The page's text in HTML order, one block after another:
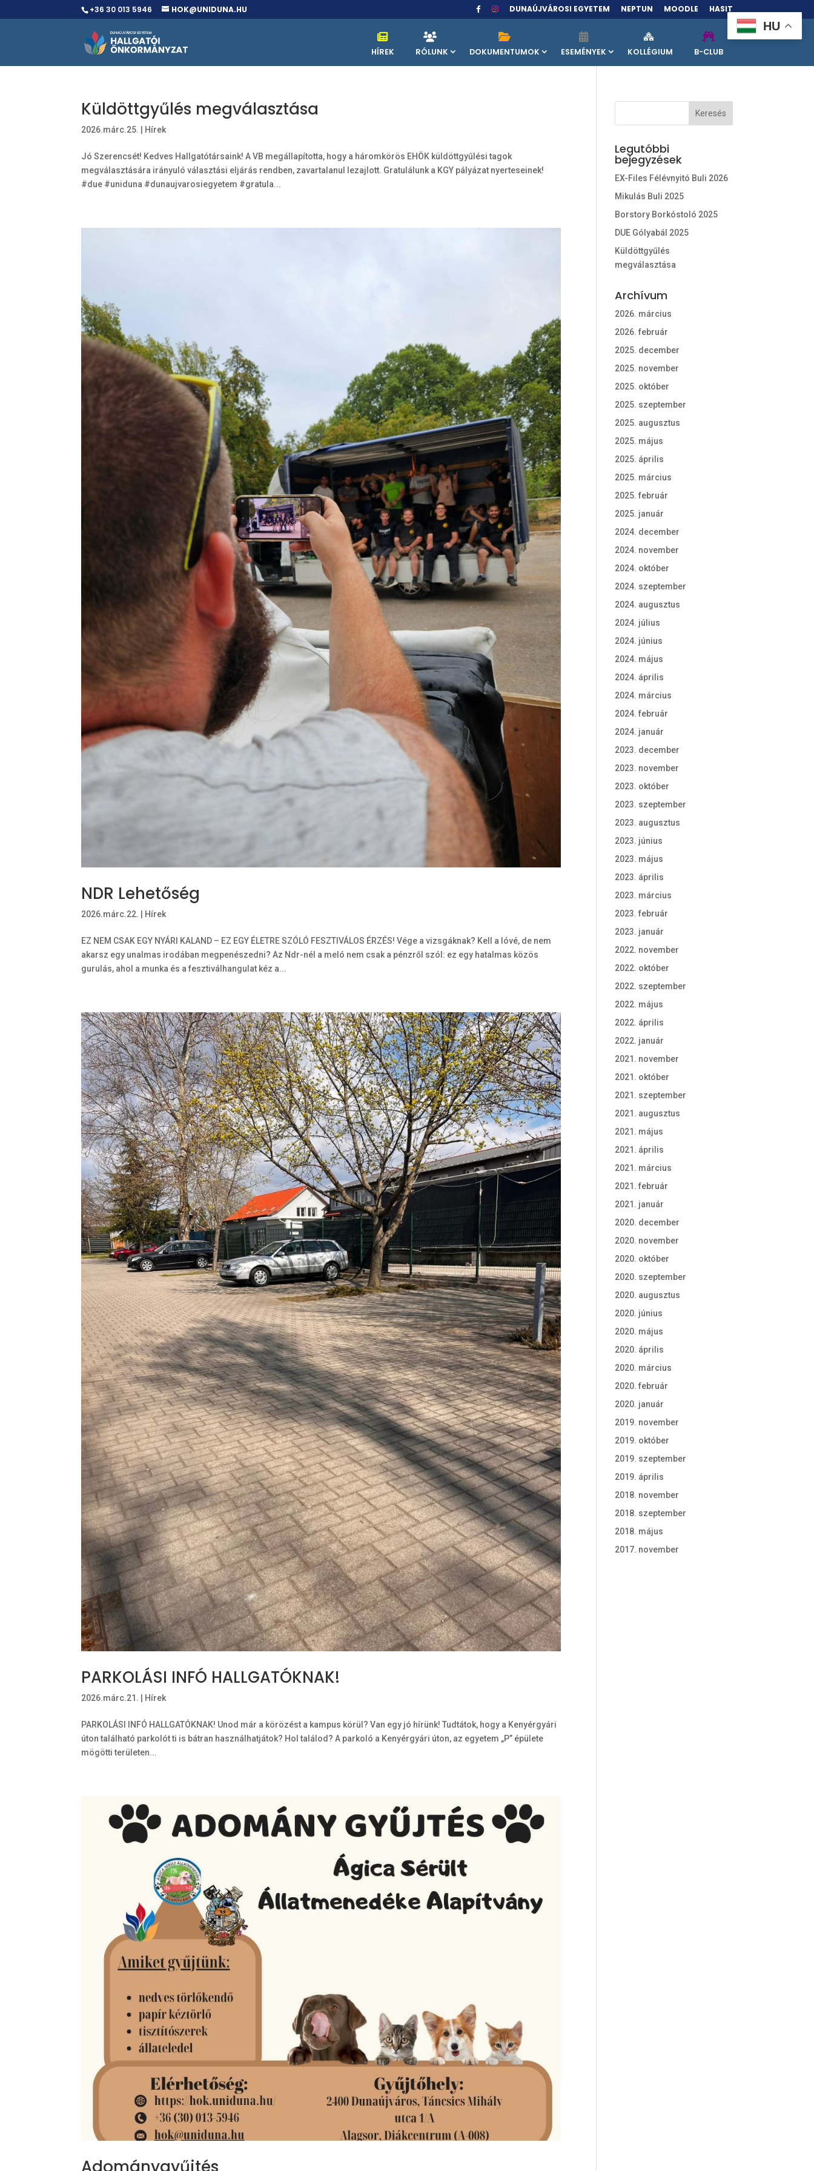
+36 30 013 5946 HOK@UNIDUNA.HU DUNAÚJVÁROSI EGYETEM NEPTUN MOODLE HASIT
HÍREK RÓLUNK DOKUMENTUMOK ESEMÉNYEK KOLLÉGIUM B-CLUB
Küldöttgyűlés megválasztása
2026.márc.25. Hírek
Jó Szerencsét! Kedves Hallgatótársaink! A VB megállapította, hogy a háromkörös EHÖK küldöttgyűlési tagok
megválasztására irányuló választási eljárás rendben, zavartalanul lezajlott. Gratulálunk a KGY pályázat nyerteseinek!
#due #uniduna #dunaujvarosiegyetem #gratula...
NDR Lehetőség
2026.márc.22. Hírek
EZ NEM CSAK EGY NYÁRI KALAND – EZ EGY ÉLETRE SZÓLÓ FESZTIVÁLOS ÉRZÉS! Vége a vizsgáknak? Kell a lóvé, de nem
akarsz egy unalmas irodában megpenészedni? Az Ndr-nél a meló nem csak a pénzről szól: ez egy hatalmas közös
gurulás, ahol a munka és a fesztiválhangulat kéz a...
PARKOLÁSI INFÓ HALLGATÓKNAK!
2026.márc.21. Hírek
PARKOLÁSI INFÓ HALLGATÓKNAK! Unod már a körözést a kampus körül? Van egy jó hírünk! Tudtátok, hogy a Kenyérgyári
úton található parkolót ti is bátran használhatjátok? Hol találod? A parkoló a Kenyérgyári úton, az egyetem „P” épülete
mögötti területen...
Legutóbbi
bejegyzések
EX-Files Félévnyitó Buli 2026
Mikulás Buli 2025
Borstory Borkóstoló 2025
DUE Gólyabál 2025
Küldöttgyűlés
megválasztása
Archívum
2026. március
2026. február
2025. december
2025. november
2025. október
2025. szeptember
2025. augusztus
2025. május
2025. április
2025. március
2025. február
2025. január
2024. december
2024. november
2024. október
2024. szeptember
2024. augusztus
2024. július
2024. június
2024. május
2024. április
2024. március
2024. február
2024. január
2023. december
2023. november
2023. október
2023. szeptember
2023. augusztus
2023. június
2023. május
2023. április
2023. március
2023. február
2023. január
2022. november
2022. október
2022. szeptember
2022. május
2022. április
2022. január
2021. november
2021. október
2021. szeptember
2021. augusztus
2021. május
2021. április
2021. március
2021. február
2021. január
2020. december
2020. november
2020. október
2020. szeptember
2020. augusztus
2020. június
2020. május
2020. április
2020. március
2020. február
2020. január
2019. november
2019. október
2019. szeptember
2019. április
2018. november
2018. szeptember
2018. május
2017. november
HU